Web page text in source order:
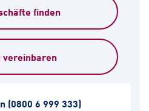
finden
vereinbaren
(0800 6 999 333)